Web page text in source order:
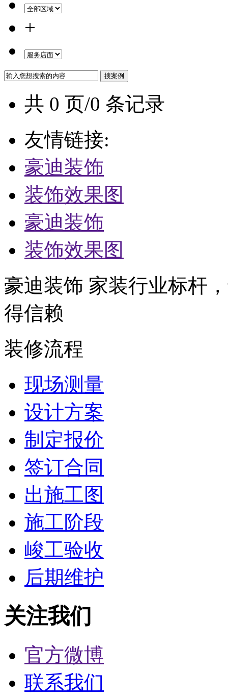
+
共 0 页/0 条记录
友情链接:
豪迪装饰
装饰效果图
豪迪装饰
装饰效果图
豪迪装饰 家装行业标杆
得信赖
装修流程
现场测量
设计方案
制定报价
签订合同
出施工图
施工阶段
峻工验收
后期维护
关注我们
官方微博
联系我们